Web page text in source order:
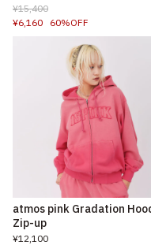
¥15,400
¥6,160
60%OFF
atmos pink Gradation
Zip-up
¥12,100